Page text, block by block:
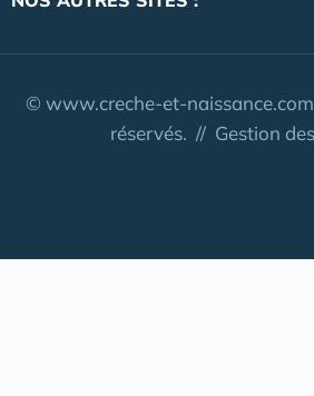
© www.creche-et-
réservés. // Gestion